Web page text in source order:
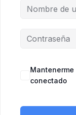
Mantenerme
conectado